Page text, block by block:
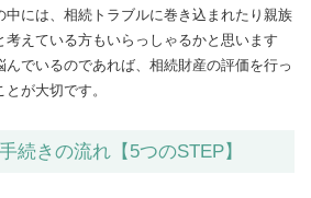
中には、相続トラブルに巻き込まれたり親族
考えている方もいらっしゃるかと思います
でいるのであれば、相続財産の評価を行っ
が大切です。
続きの流れ【5つのSTEP】